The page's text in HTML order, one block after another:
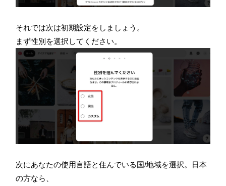
それでは次は初期設定をしましょう。
まず性別を選択してください。
次にあなたの使用言語と住んでいる国/地域を選択。日本
の方なら、